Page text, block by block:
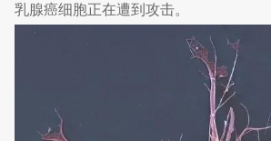
乳腺癌细胞正在遭到攻击。